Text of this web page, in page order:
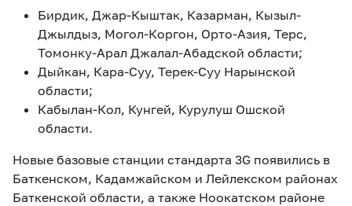
Бирдик, Джар-Кыштак, Казарман, Кызыл-
Джылдыз, Могол-Коргон, Орто-Азия, Терс,
Томонку-Арал Джалал-Абадской области;
Дыйкан, Кара-Суу, Терек-Суу Нарынской
области;
Кабылан-Кол, Кунгей, Курулуш Ошской
области.
Новые базовые станции стандарта 3G появились в
Баткенском, Кадамжайском и Лейлекском районах
Баткенской области, а также Ноокатском районе